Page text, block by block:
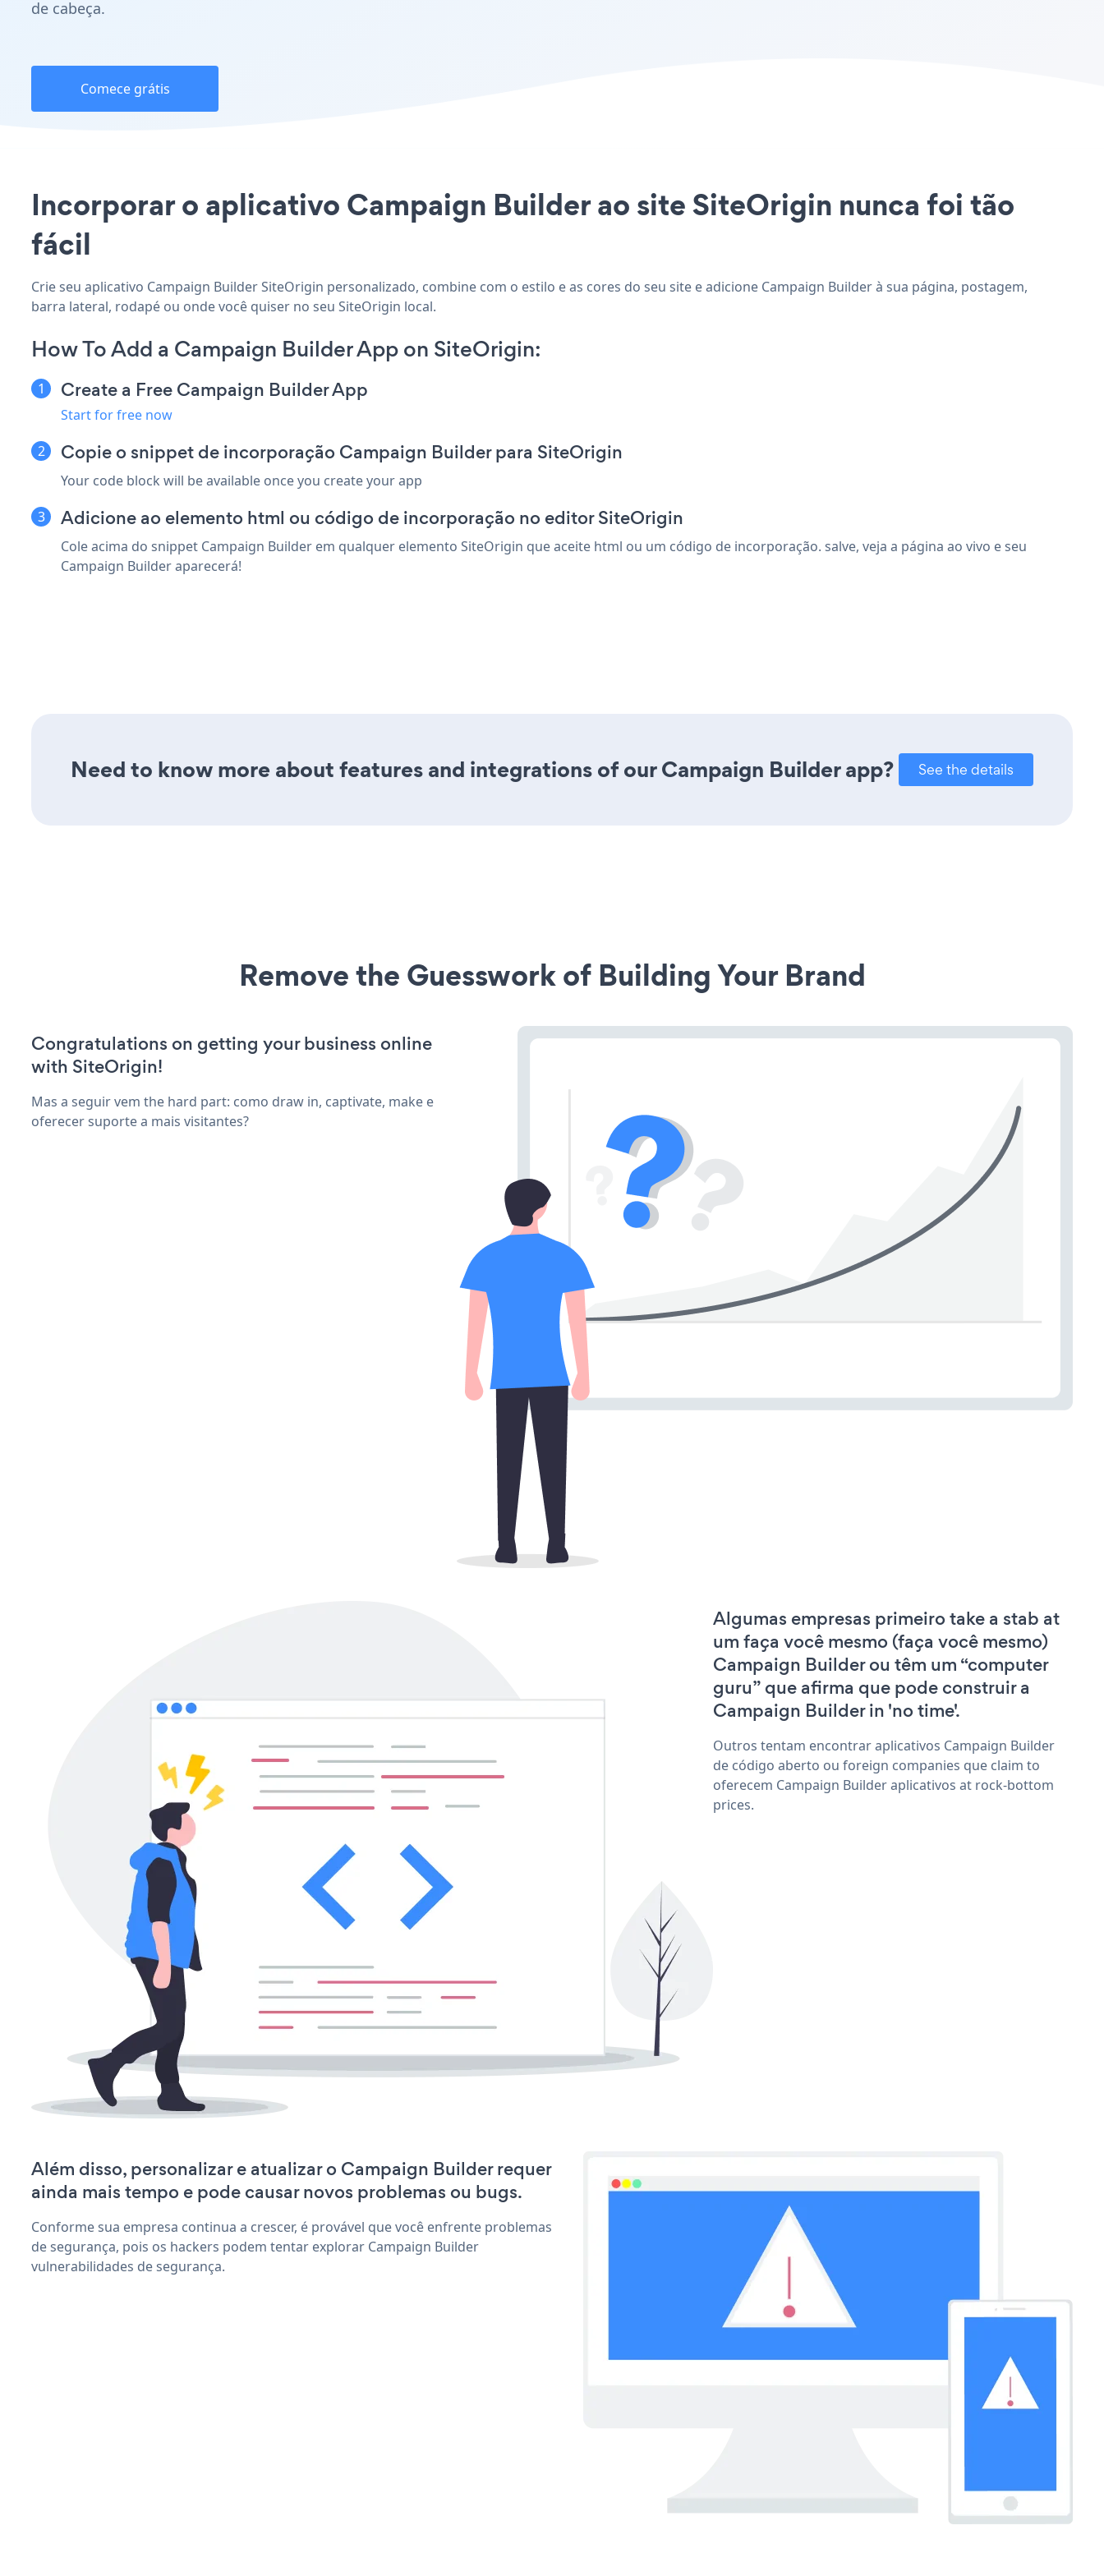
de cabeça.
Comece grátis
Incorporar o aplicativo Campaign Builder ao site SiteOrigin nunca foi tão
fácil
Crie seu aplicativo Campaign Builder SiteOrigin personalizado, combine com o estilo e as cores do seu site e adicione Campaign Builder à sua página, postagem,
barra lateral, rodapé ou onde você quiser no seu SiteOrigin local.
How To Add a Campaign Builder App on SiteOrigin:
Create a Free Campaign Builder App
Start for free now
Copie o snippet de incorporação Campaign Builder para SiteOrigin
Your code block will be available once you create your app
Adicione ao elemento html ou código de incorporação no editor SiteOrigin
Cole acima do snippet Campaign Builder em qualquer elemento SiteOrigin que aceite html ou um código de incorporação. salve, veja a página ao vivo e seu
Campaign Builder aparecerá!
Need to know more about features and integrations of our Campaign Builder app? See the details
Remove the Guesswork of Building Your Brand
Congratulations on getting your business online
with SiteOrigin!
Mas a seguir vem the hard part: como draw in, captivate, make e
oferecer suporte a mais visitantes?
Algumas empresas primeiro take a stab at
um faça você mesmo (faça você mesmo)
Campaign Builder ou têm um “computer
guru” que afirma que pode construir a
Campaign Builder in 'no time'.
Outros tentam encontrar aplicativos Campaign Builder
de código aberto ou foreign companies que claim to
oferecem Campaign Builder aplicativos at rock-bottom
prices.
Além disso, personalizar e atualizar o Campaign Builder requer
ainda mais tempo e pode causar novos problemas ou bugs.
Conforme sua empresa continua a crescer, é provável que você enfrente problemas
de segurança, pois os hackers podem tentar explorar Campaign Builder
vulnerabilidades de segurança.